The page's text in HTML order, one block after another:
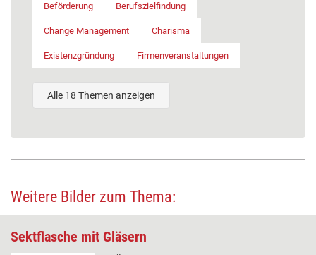
Beförderung Berufszielfindung
Change Management Charisma
Existenzgründung Firmenveranstaltungen
Alle 18 Themen anzeigen
Weitere Bilder zum Thema:
Sektflasche mit Gläsern